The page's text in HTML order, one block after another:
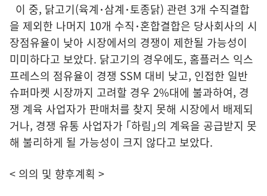
이 중, 닭고기(육계･삼계･토종닭) 관련 3개 수직결합
을 제외한 나머지 10개 수직･혼합결합은 당사회사의 시
장점유율이 낮아 시장에서의 경쟁이 제한될 가능성이
미미하다고 보았다. 닭고기의 경우에도, 홈플러스 익스
프레스의 점유율이 경쟁 SSM 대비 낮고, 인접한 일반
슈퍼마켓 시장까지 고려할 경우 2%대에 불과하여, 경
쟁 계육 사업자가 판매처를 찾지 못해 시장에서 배제되
거나, 경쟁 유통 사업자가 ｢하림｣의 계육을 공급받지 못
해 불리하게 될 가능성이 크지 않다고 보았다.
< 의의 및 향후계획 >